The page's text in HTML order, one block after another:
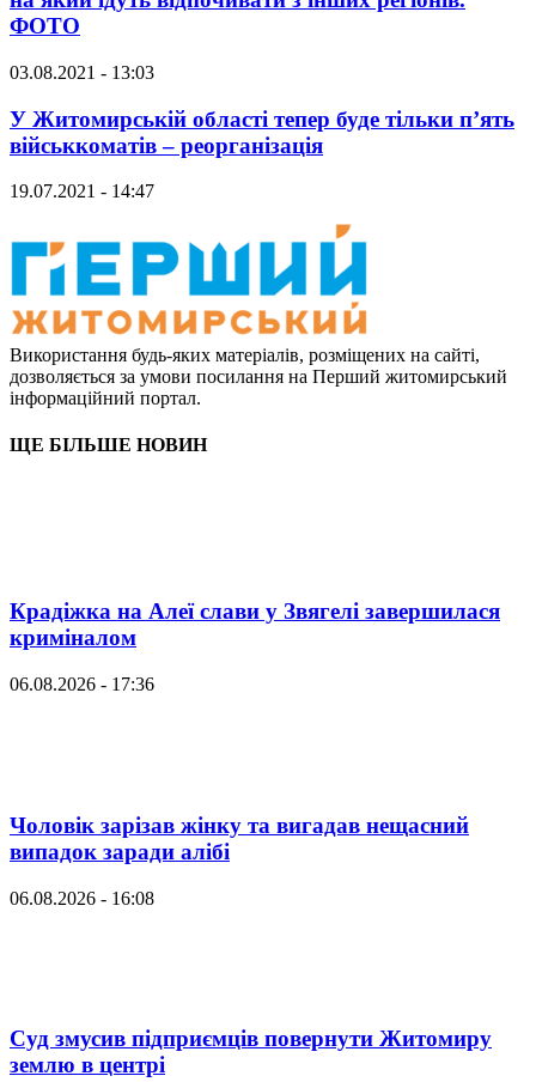
ФОТО
03.08.2021 - 13:03
У Житомирській області тепер буде тільки п’ять
військкоматів – реорганізація
19.07.2021 - 14:47
Використання будь-яких матеріалів, розміщених на сайті,
дозволяється за умови посилання на Перший житомирський
інформаційний портал.
ЩЕ БІЛЬШЕ НОВИН
Крадіжка на Алеї слави у Звягелі завершилася
криміналом
06.08.2026 - 17:36
Чоловік зарізав жінку та вигадав нещасний
випадок заради алібі
06.08.2026 - 16:08
Суд змусив підприємців повернути Житомиру
землю в центрі